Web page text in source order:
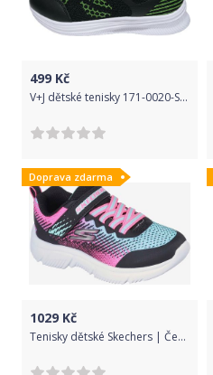
499 Kč
V+J dětské tenisky 171-0020-S1/172-0029-S1_1 22 černá
Doprava zdarma
1029 Kč
Tenisky dětské Skechers | Černá | Dívčí | 27